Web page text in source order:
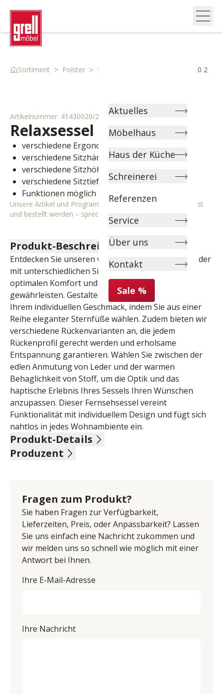
Aktuelles
Möbelhaus
Haus der Küche
Schreinerei
Referenzen
Service
Über uns
Kontakt
Sale %
Sortiment > Polster > Sessel Relaxsessel 41430020 2
Artikelnummer: 41430020/2
Relaxsessel Havel
verschiedene Ergonomie Größen wählbar
verschiedene Sitzhärten wählbar
verschiedene Sitzhöhen wählbar
verschiedene Sitztiefen wählbar
Funktionen möglich
Unsere Artikel und Programme können individuell angepasst
und bestellt werden – sprechen Sie uns gerne an!
Produkt-Beschreibung
Entdecken Sie unseren vielseitigen Fernsehsessel, der
mit unterschiedlichen Sitzhöhen erhältlich ist, um
optimalen Komfort und Unterstützung zu
gewährleisten. Gestalten Sie das Fundament nach
Ihrem individuellen Geschmack, indem Sie aus einer
Reihe eleganter Sternfüße wählen. Zudem bieten wir
verschiedene Rückenvarianten an, die jedem
Rückenprofil gerecht werden und erholsame
Entspannung garantieren. Wählen Sie zwischen der
edlen Anmutung von Leder und der warmen
Behaglichkeit von Stoff, um die Optik und das
haptische Erlebnis Ihres Sessels Ihren Wünschen
anzupassen. Dieser Fernsehsessel vereint
Funktionalität mit individuellem Design und fügt sich
nahtlos in jedes Wohnambiente ein.
Produkt-Details
Flock, Nutzschicht 100 % Polyamid, Grundschicht 60 %
der Beinauflage und Rückenlehne durch Körperdruck,
manuelles Kopfpolsterverstellung, BHT ca. 75/110/87
Produzent
E-Mail-Adresse: finance@polipol.de
UID (Umsatzsteuer-Identifikationsnummer): DE
815587794
Fragen zum Produkt?
Sie haben Fragen zur Verfügbarkeit,
Lieferzeiten, Preis, oder Anpassbarkeit? Lassen
Sie uns einfach eine Nachricht zukommen und
wir melden uns so schnell wie möglich mit einer
Antwort bei Ihnen.
Ihre E-Mail-Adresse
Ihre Nachricht